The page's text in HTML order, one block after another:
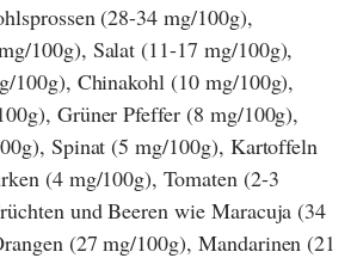
(28-34 mg/100g),
100g), Salat (11-17 mg/100g),
100g), Chinakohl (10 mg/100g),
Grüner Pfeffer (8 mg/100g),
Spinat (5 mg/100g), Kartoffeln
(4 mg/100g), Tomaten (2-3
und Beeren wie Maracuja (34
(27 mg/100g), Mandarinen (21